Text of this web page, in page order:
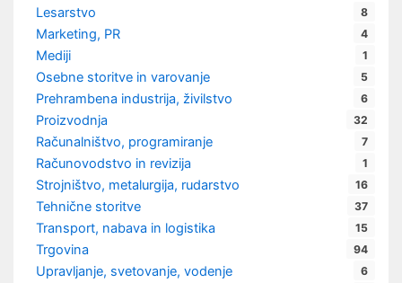
Lesarstvo 8
Marketing, PR 4
Mediji 1
Osebne storitve in varovanje 5
Prehrambena industrija, živilstvo 6
Proizvodnja 32
Računalništvo, programiranje 7
Računovodstvo in revizija 1
Strojništvo, metalurgija, rudarstvo 16
Tehnične storitve 37
Transport, nabava in logistika 15
Trgovina 94
Upravljanje, svetovanje, vodenje 6